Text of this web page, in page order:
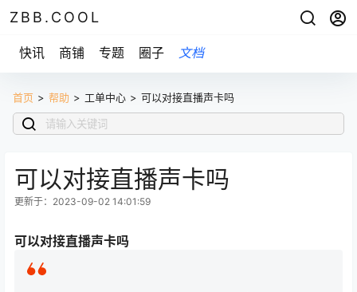
ZBB.COOL
快讯 商铺 专题 圈子 文档
首页 > 帮助 > 工单中心 > 可以对接直播声卡吗
可以对接直播声卡吗
更新于：2023-09-02 14:01:59
可以对接直播声卡吗